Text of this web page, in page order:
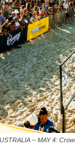
– MAY 4: